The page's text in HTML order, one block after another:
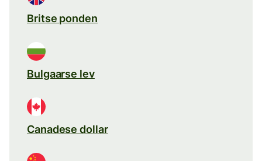
Britse ponden
Bulgaarse lev
Canadese dollar